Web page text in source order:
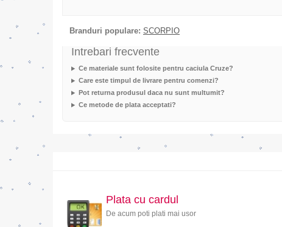
Branduri populare: SCORPIO
Intrebari frecvente
Ce materiale sunt folosite pentru caciula Cruze?
Care este timpul de livrare pentru comenzi?
Pot returna produsul daca nu sunt multumit?
Ce metode de plata acceptati?
Plata cu cardul
De acum poti plati mai usor